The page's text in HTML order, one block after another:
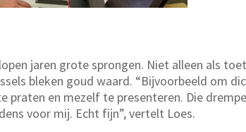
jaren grote sprongen. Niet alleen als
bleken goud waard. “Bijvoorbeeld om
praten en mezelf te presenteren. Die
voor mij. Echt fijn”, vertelt Loes.